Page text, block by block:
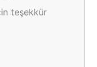
teşekkür